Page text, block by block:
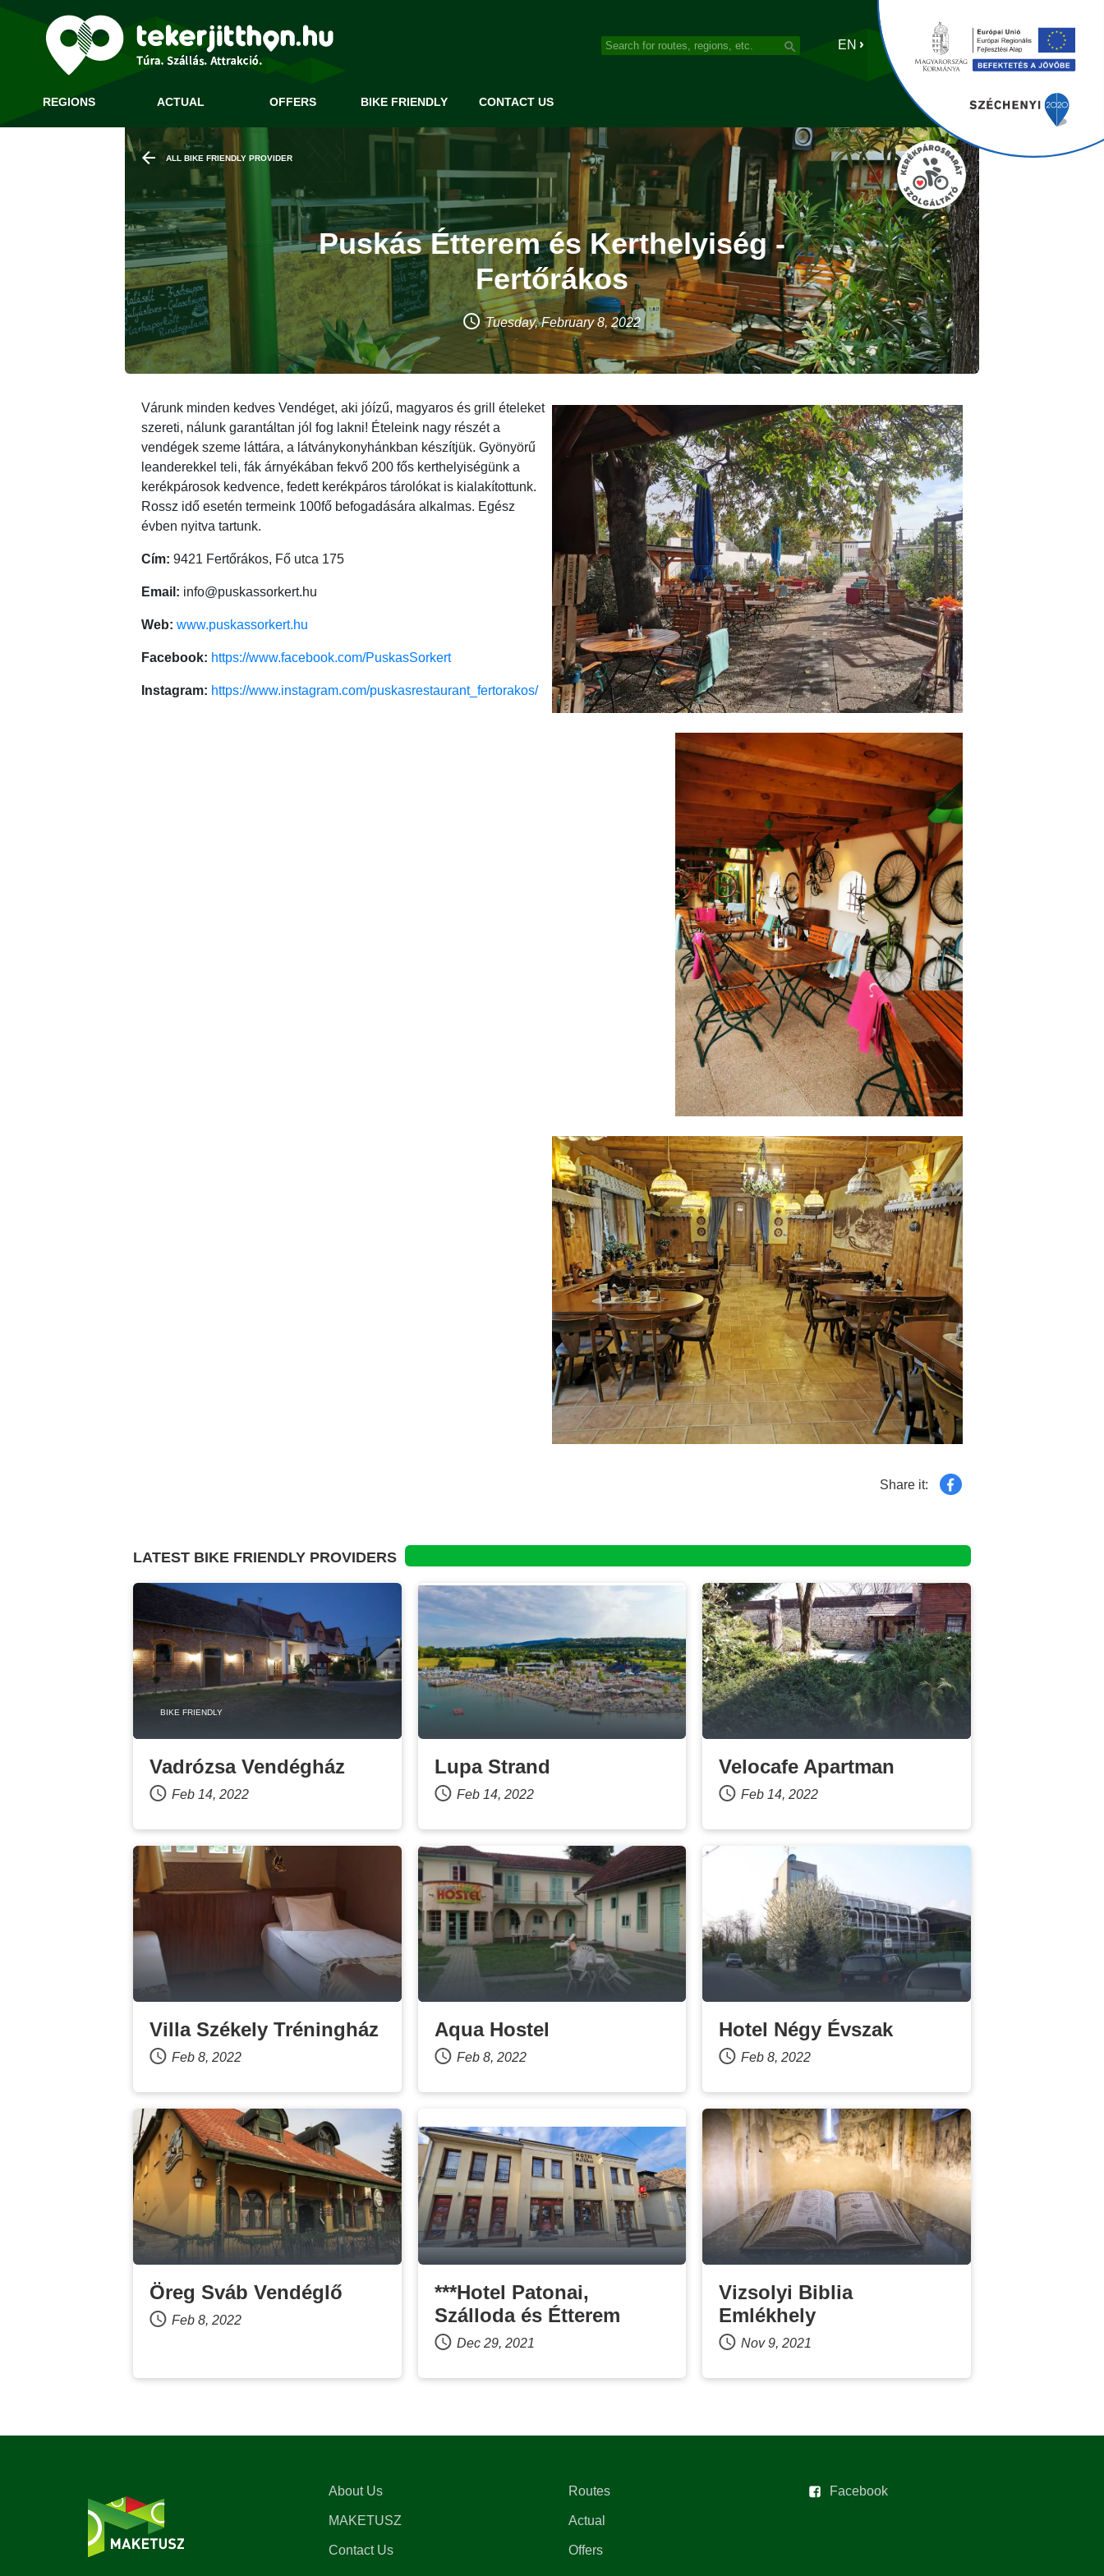
EN
REGIONS ACTUAL OFFERS BIKE FRIENDLY CONTACT US
ALL BIKE FRIENDLY PROVIDER
Puskás Étterem és Kerthelyiség -
Fertőrákos
Tuesday, February 8, 2022
Várunk minden kedves Vendéget, aki jóízű, magyaros és grill ételeket
szereti, nálunk garantáltan jól fog lakni! Ételeink nagy részét a
vendégek szeme láttára, a látványkonyhánkban készítjük. Gyönyörű
leanderekkel teli, fák árnyékában fekvő 200 fős kerthelyiségünk a
kerékpárosok kedvence, fedett kerékpáros tárolókat is kialakítottunk.
Rossz idő esetén termeink 100fő befogadására alkalmas. Egész
évben nyitva tartunk.
Cím: 9421 Fertőrákos, Fő utca 175
Email: info@puskassorkert.hu
Web: www.puskassorkert.hu
Facebook: https://www.facebook.com/PuskasSorkert
Instagram: https://www.instagram.com/puskasrestaurant_fertorakos/
Share it:
LATEST BIKE FRIENDLY PROVIDERS
BIKE FRIENDLY
Vadrózsa Vendégház
Feb 14, 2022
Lupa Strand
Feb 14, 2022
Velocafe Apartman
Feb 14, 2022
Villa Székely Tréningház
Feb 8, 2022
Aqua Hostel
Feb 8, 2022
Hotel Négy Évszak
Feb 8, 2022
Öreg Sváb Vendéglő
Feb 8, 2022
***Hotel Patonai,
Szálloda és Étterem
Dec 29, 2021
Vizsolyi Biblia
Emlékhely
Nov 9, 2021
About Us
MAKETUSZ
Contact Us
Routes
Actual
Offers
Facebook